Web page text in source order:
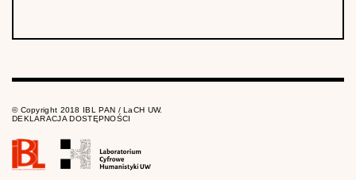
© Copyright 2018 IBL PAN / LaCH UW.
DEKLARACJA DOSTĘPNOŚCI